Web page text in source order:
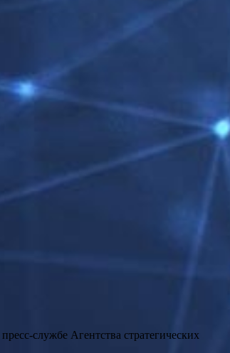
службе Агентства стратегических